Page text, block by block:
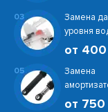
03
Замена
уровня
от
05
Замена
от 750